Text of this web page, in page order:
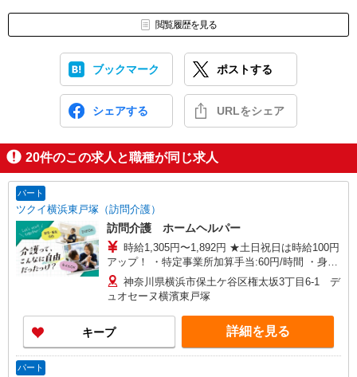
閲覧履歴を見る
ブックマーク ポストする
シェアする URLをシェア
20件のこの求人と職種が同じ求人
パート
ツクイ横浜東戸塚（訪問介護）
訪問介護 ホームヘルパー
時給1,305円〜1,892円 ★土日祝日は時給100円
アップ！ ・特定事業所加算手当:60円/時間 ・身体
介護手当:500円/時間 ・早朝夜間深夜手当:300円/
時間 （18:00〜翌07:59の時間帯） ・ICT手
当:2,000円/月 ・深夜割増は別途支給 ・ケア→ケ
アの移動時間も賃金（時給）を支給 ※給与幅は資
格・経験等による
神奈川県横浜市保土ケ谷区権太坂3丁目6-1 デ
ュオセーヌ横濱東戸塚
キープ 詳細を見る
パート